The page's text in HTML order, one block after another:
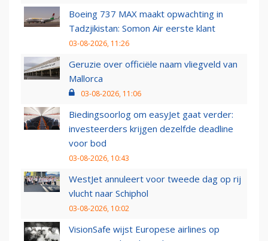
Boeing 737 MAX maakt opwachting in
Tadzjikistan: Somon Air eerste klant
03-08-2026, 11:26
Geruzie over officiële naam vliegveld van
Mallorca
03-08-2026, 11:06
Biedingsoorlog om easyJet gaat verder:
investeerders krijgen dezelfde deadline
voor bod
03-08-2026, 10:43
WestJet annuleert voor tweede dag op rij
vlucht naar Schiphol
03-08-2026, 10:02
VisionSafe wijst Europese airlines op